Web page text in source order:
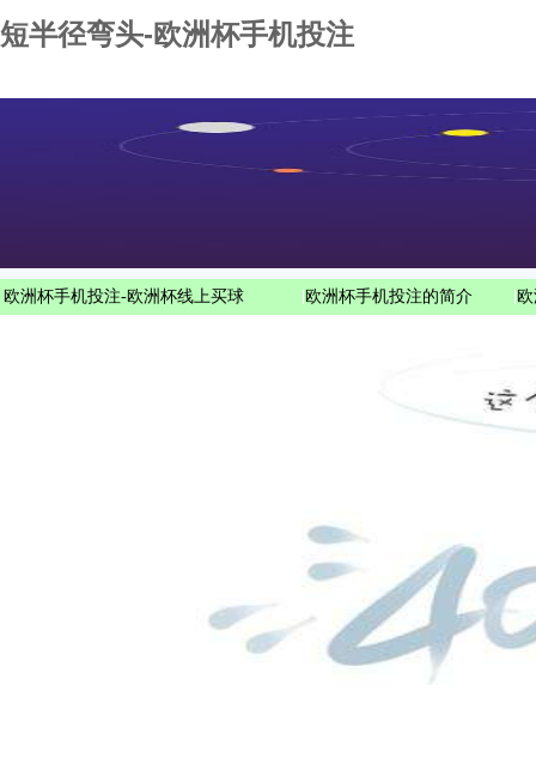
短半径弯头-欧洲杯手机投注
欧洲杯手机投注-欧洲杯线上买球 欧洲杯手机投注的简介